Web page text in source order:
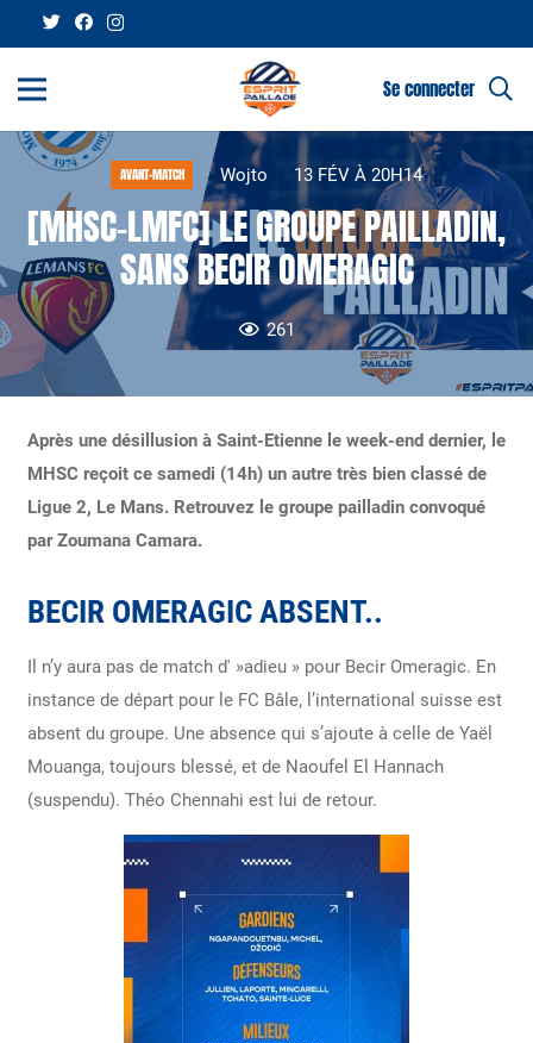
Se connecter
AVANT-MATCH Wojto 13 FÉV À 20H14
[MHSC-LMFC] LE GROUPE PAILLADIN,
SANS BECIR OMERAGIC
261
Après une désillusion à Saint-Etienne le week-end dernier, le
MHSC reçoit ce samedi (14h) un autre très bien classé de
Ligue 2, Le Mans. Retrouvez le groupe pailladin convoqué
par Zoumana Camara.
BECIR OMERAGIC ABSENT..
Il n’y aura pas de match d' »adieu » pour Becir Omeragic. En
instance de départ pour le FC Bâle, l’international suisse est
absent du groupe. Une absence qui s’ajoute à celle de Yaël
Mouanga, toujours blessé, et de Naoufel El Hannach
(suspendu). Théo Chennahi est lui de retour.